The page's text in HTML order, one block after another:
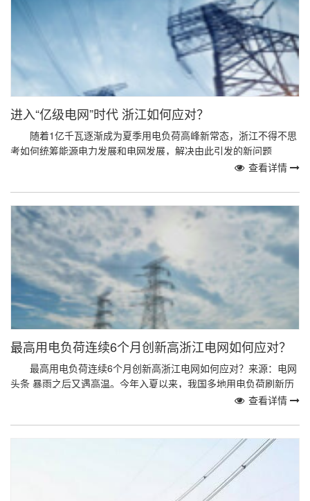
进入“亿级电网”时代 浙江如何应对？
随着1亿千瓦逐渐成为夏季用电负荷高峰新常态，浙江不得不思
考如何统筹能源电力发展和电网发展，解决由此引发的新问题
查看详情
最高用电负荷连续6个月创新高浙江电网如何应对？
最高用电负荷连续6个月创新高浙江电网如何应对？来源：电网
头条 暴雨之后又遇高温。今年入夏以来，我国多地用电负荷刷新历
查看详情